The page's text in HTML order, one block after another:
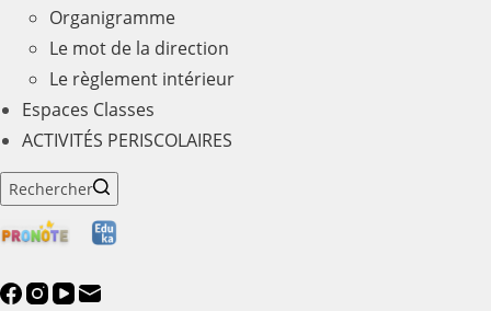
Organigramme
Le mot de la direction
Le règlement intérieur
Espaces Classes
ACTIVITÉS PERISCOLAIRES
Rechercher